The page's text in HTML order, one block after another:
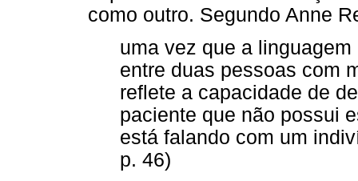
como outro. Segundo Anne
uma vez que a
entre duas pessoas com
reflete a capacidade de
paciente que não possui
está falando com um
p. 46)